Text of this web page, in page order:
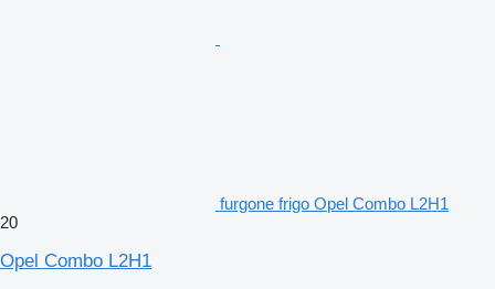
furgone frigo Opel Combo L2H1
20
Opel Combo L2H1